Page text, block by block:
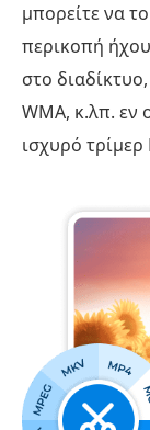
μπορείτε να
περικοπή
στο
WMA, κ.λπ. εν
ισχυρό